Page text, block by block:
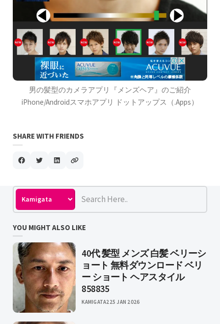
男の髪型のカメラアプリ『メンズヘア』のご紹介
iPhone/Androidスマホアプリ ドットアップス（.Apps）
SHARE WITH FRIENDS
YOU MIGHT ALSO LIKE
40代 髪型 メンズ 白髪 ベリーシ
ョート 無料ダウンロード ベリ
ー ショート ヘアスタイル
858835
KAMIGATA225 JAN 2026